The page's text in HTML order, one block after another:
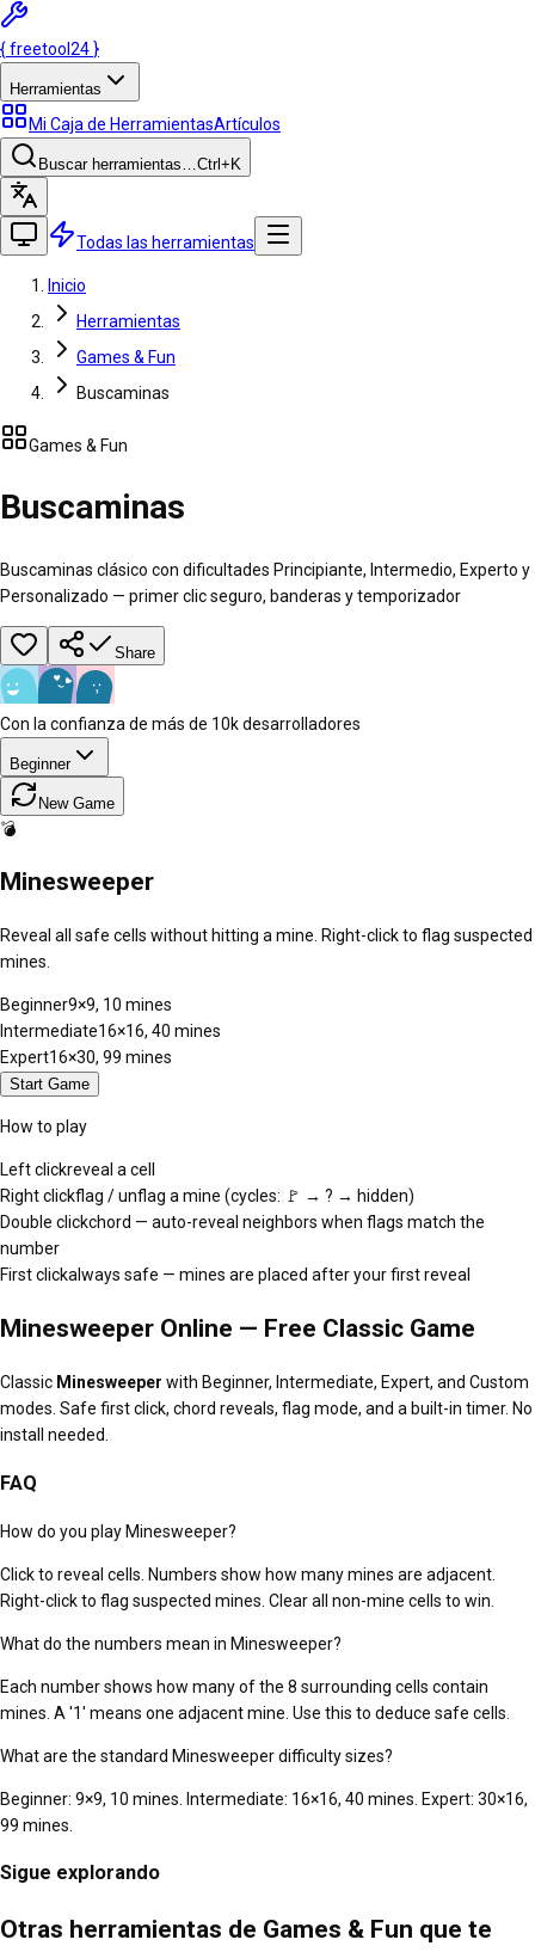
{freetool 24 }
Herramientas
Mi Caja de HerramientasArtículos
Buscar herramientas…Ctrl +K
Todas las herramientas
Inicio
Herramientas
Games & Fun
Buscaminas
Games & Fun
Buscaminas
Buscaminas clásico con dificultades Principiante, Intermedio, Experto y
Personalizado — primer clic seguro, banderas y temporizador
Share
Con la confianza de más de 10k desarrolladores
Beginner
New Game
💣
Minesweeper
Reveal all safe cells without hitting a mine. Right-click to flag suspected
mines.
Beginner9×9, 10 mines
Intermediate16×16, 40 mines
Expert16×30, 99 mines
Start Game
How to play
Left clickreveal a cell
Right clickflag / unflag a mine (cycles: 🚩 → ? → hidden)
Double clickchord — auto-reveal neighbors when flags match the
number
First clickalways safe — mines are placed after your first reveal
Minesweeper Online — Free Classic Game
Classic Minesweeper with Beginner, Intermediate, Expert, and Custom
modes. Safe first click, chord reveals, flag mode, and a built-in timer. No
install needed.
FAQ
How do you play Minesweeper?
Click to reveal cells. Numbers show how many mines are adjacent.
Right-click to flag suspected mines. Clear all non-mine cells to win.
What do the numbers mean in Minesweeper?
Each number shows how many of the 8 surrounding cells contain
mines. A '1' means one adjacent mine. Use this to deduce safe cells.
What are the standard Minesweeper difficulty sizes?
Beginner: 9×9, 10 mines. Intermediate: 16×16, 40 mines. Expert: 30×16,
99 mines.
Sigue explorando
Otras herramientas de Games & Fun que te